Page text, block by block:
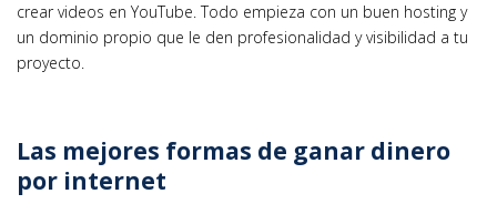
crear videos en YouTube. Todo empieza con un buen hosting y
un dominio propio que le den profesionalidad y visibilidad a tu
proyecto.
Las mejores formas de ganar dinero
por internet